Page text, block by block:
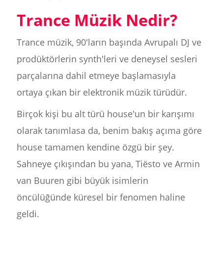
Trance Müzik Nedir?
Trance müzik, 90'ların başında Avrupalı DJ ve
prodüktörlerin synth'leri ve deneysel sesleri
parçalarına dahil etmeye başlamasıyla
ortaya çıkan bir elektronik müzik türüdür.
Birçok kişi bu alt türü house'un bir karışımı
olarak tanımlasa da, benim bakış açıma göre
house tamamen kendine özgü bir şey.
Sahneye çıkışından bu yana, Tiësto ve Armin
van Buuren gibi büyük isimlerin
öncülüğünde küresel bir fenomen haline
geldi.